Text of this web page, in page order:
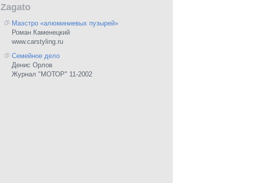
Zagato
Маэстро «алюминиевых пузырей»
Роман Каменецкий
www.carstyling.ru
Семейное дело
Денис Орлов
Журнал "МОТОР" 11-2002